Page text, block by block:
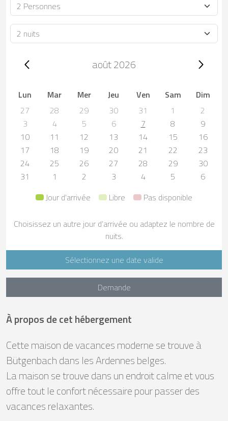
Occupacion
Durée
Trip dates, août 2026août 2026
Lun Mar Mer Jeu Ven Sam
Dim
27
28 29 30 31 1
2
3
4 5 6 7 8
9
10
11 12 13 14 15
16
17
18 19 20 21 22
23
24
25 26 27 28 29
30
31
1 2 3 4 5
6
Jour d'arrivée
Libre Pas disponible
Choisissez un autre jour d’arrivée ou adaptez le nombre de
nuits.
Sélectionnez une date valide
Demande
À propos de cet hébergement
Cette maison de vacances moderne se trouve à
Bütgenbach dans les Ardennes belges.
La maison se trouve dans un endroit calme et vous
offre tout le confort nécessaire pour passer des
vacances relaxantes.